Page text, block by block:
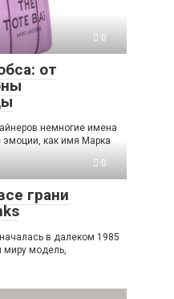
0
от
немногие имена
как имя Марка
0
грани
в далеком 1985
миру модель,